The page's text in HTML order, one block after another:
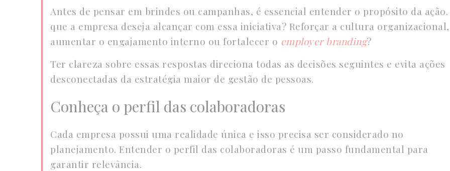
Antes de pensar em brindes ou campanhas, é essencial entender o propósito da ação.
que a empresa deseja alcançar com essa iniciativa? Reforçar a cultura organizacional,
aumentar o engajamento interno ou fortalecer o employer branding?
Ter clareza sobre essas respostas direciona todas as decisões seguintes e evita ações
desconectadas da estratégia maior de gestão de pessoas.
Conheça o perfil das colaboradoras
Cada empresa possui uma realidade única e isso precisa ser considerado no
planejamento. Entender o perfil das colaboradoras é um passo fundamental para
garantir relevância.